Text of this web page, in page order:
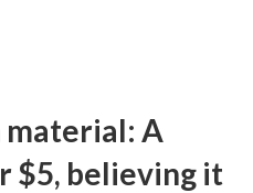
A
$5, believing it